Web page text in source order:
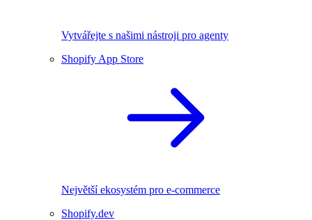
Vytvářejte s našimi nástroji pro agenty
Shopify App Store
Největší ekosystém pro e-commerce
Shopify.dev